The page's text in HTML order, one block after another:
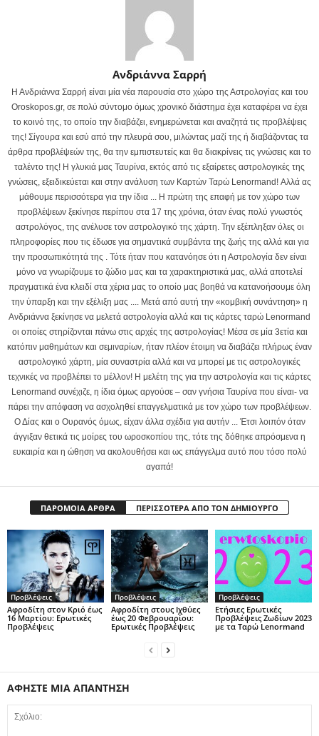
Ανδριάννα Σαρρή
Η Ανδριάννα Σαρρή είναι μία νέα παρουσία στο χώρο της Αστρολογίας και του
Oroskopos.gr, σε πολύ σύντομο όμως χρονικό διάστημα έχει καταφέρει να έχει
το κοινό της, το οποίο την διαβάζει, ενημερώνεται και αναζητά τις προβλέψεις
της! Σίγουρα και εσύ από την πλευρά σου, μιλώντας μαζί της ή διαβάζοντας τα
άρθρα προβλέψεών της, θα την εμπιστευτείς και θα διακρίνεις τις γνώσεις και το
ταλέντο της! Η γλυκιά μας Ταυρίνα, εκτός από τις εξαίρετες αστρολογικές της
γνώσεις, εξειδικεύεται και στην ανάλυση των Καρτών Ταρώ Lenormand! Αλλά ας
μάθουμε περισσότερα για την ίδια ... Η πρώτη της επαφή με τον χώρο των
προβλέψεων ξεκίνησε περίπου στα 17 της χρόνια, όταν ένας πολύ γνωστός
αστρολόγος, της ανέλυσε τον αστρολογικό της χάρτη. Την εξέπληξαν όλες οι
πληροφορίες που τις έδωσε για σημαντικά συμβάντα της ζωής της αλλά και για
την προσωπικότητά της . Τότε ήταν που κατανόησε ότι η Αστρολογία δεν είναι
μόνο να γνωρίζουμε το ζώδιο μας και τα χαρακτηριστικά μας, αλλά αποτελεί
πραγματικά ένα κλειδί στα χέρια μας το οποίο μας βοηθά να κατανοήσουμε όλη
την ύπαρξη και την εξέλιξη μας .... Μετά από αυτή την «κομβική συνάντηση» η
Ανδριάννα ξεκίνησε να μελετά αστρολογία αλλά και τις κάρτες ταρώ Lenormand
οι οποίες στηρίζονται πάνω στις αρχές της αστρολογίας! Μέσα σε μία 3ετία και
κατόπιν μαθημάτων και σεμιναρίων, ήταν πλέον έτοιμη να διαβάζει πλήρως έναν
αστρολογικό χάρτη, μία συναστρία αλλά και να μπορεί με τις αστρολογικές
τεχνικές να προβλέπει το μέλλον! Η μελέτη της για την αστρολογία και τις κάρτες
Lenormand συνέχιζε, η ίδια όμως αργούσε – σαν γνήσια Ταυρίνα που είναι- να
πάρει την απόφαση να ασχοληθεί επαγγελματικά με τον χώρο των προβλέψεων.
Ο Δίας και ο Ουρανός όμως, είχαν άλλα σχέδια για αυτήν ... Έτσι λοιπόν όταν
άγγιξαν θετικά τις μοίρες του ωροσκοπίου της, τότε της δόθηκε απρόσμενα η
ευκαιρία και η ώθηση να ακολουθήσει και ως επάγγελμα αυτό που τόσο πολύ
αγαπά!
ΠΑΡΟΜΟΙΑ ΑΡΘΡΑ ΠΕΡΙΣΣΟΤΕΡΑ ΑΠΟ ΤΟΝ ΔΗΜΙΟΥΡΓΟ
Προβλέψεις
Αφροδίτη στον Κριό έως
16 Μαρτίου: Ερωτικές
Προβλέψεις
Προβλέψεις
Αφροδίτη στους Ιχθύες
έως 20 Φεβρουαρίου:
Ερωτικές Προβλέψεις
Προβλέψεις
Ετήσιες Ερωτικές
Προβλέψεις Ζωδίων 2023
με τα Ταρώ Lenormand
ΑΦΗΣΤΕ ΜΙΑ ΑΠΑΝΤΗΣΗ